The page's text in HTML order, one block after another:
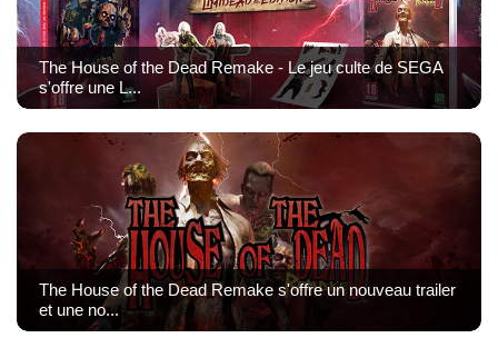
The House of the Dead Remake - Le jeu culte de SEGA
s'offre une L...
The House of the Dead Remake s'offre un nouveau trailer
et une no...